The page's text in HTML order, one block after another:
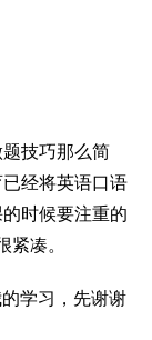
技巧那么简
经将英语口语
时候要注重的
紧凑。
学习，先谢谢